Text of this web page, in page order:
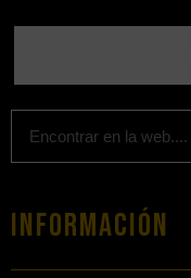
Información